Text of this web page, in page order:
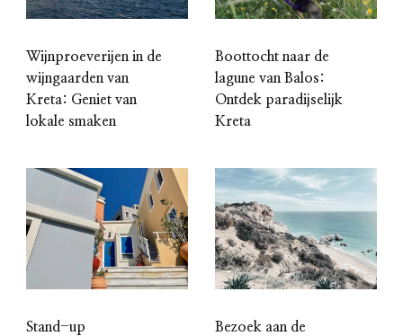
Wijnproeverijen in de
wijngaarden van
Kreta: Geniet van
lokale smaken
Boottocht naar de
lagune van Balos:
Ontdek paradijselijk
Kreta
Stand-up
Bezoek aan de